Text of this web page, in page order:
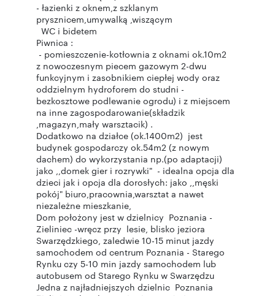
- łazienki z oknem,z szklanym
prysznicem,umywalką ,wiszącym
WC i bidetem
Piwnica :
- pomieszczenie-kotłownia z oknami ok.10m2
z nowoczesnym piecem gazowym 2-dwu
funkcyjnym i zasobnikiem ciepłej wody oraz
oddzielnym hydroforem do studni -
bezkosztowe podlewanie ogrodu) i z miejscem
na inne zagospodarowanie(składzik
,magazyn,mały warsztacik) .
Dodatkowo na działce (ok.1400m2) jest
budynek gospodarczy ok.54m2 (z nowym
dachem) do wykorzystania np.(po adaptacji)
jako ,,domek gier i rozrywki" - idealna opcja dla
dzieci jak i opcja dla dorosłych: jako ,,męski
pokój" biuro,pracownia,warsztat a nawet
niezależne mieszkanie,
Dom położony jest w dzielnicy Poznania -
Zieliniec -wręcz przy lesie, blisko jeziora
Swarzędzkiego, zaledwie 10-15 minut jazdy
samochodem od centrum Poznania - Starego
Rynku czy 5-10 min jazdy samochodem lub
autobusem od Starego Rynku w Swarzędzu
Jedna z najładniejszych dzielnic Poznania